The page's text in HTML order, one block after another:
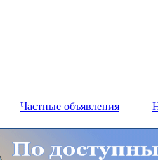
Частные объявления